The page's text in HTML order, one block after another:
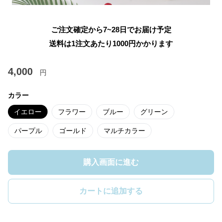
ご注文確定から7~28日でお届け予定
送料は1注文あたり 1000円かかります
4,000 円
カラー
イエロー フラワー ブルー グリーン
パープル ゴールド マルチカラー
購入画面に進む
カートに追加する